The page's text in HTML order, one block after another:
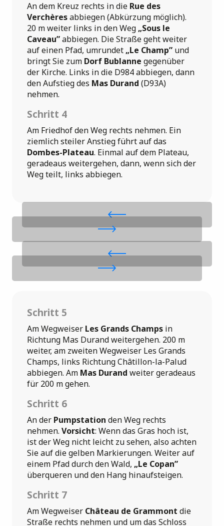
An dem Kreuz rechts in die Rue des
Verchèresabbiegen (Abkürzung möglich).
20 m weiter links in den Weg „Sous le
Caveau”abbiegen. Die Straße geht weiter
auf einen Pfad, umrundet „Le Champ” und
bringt Sie zum Dorf Bublanne gegenüber
der Kirche. Links in die D984 abbiegen, dann
den Aufstieg des Mas Durand (D93A)
nehmen.
Schritt 4
Am Friedhof den Weg rechts nehmen. Ein
ziemlich steiler Anstieg führt auf das
Dombes-Plateau. Einmal auf dem Plateau,
geradeaus weitergehen, dann, wenn sich der
Weg teilt, links abbiegen.
Schritt 5
Am Wegweiser Les Grands Champs in
Richtung Mas Durand weitergehen. 200 m
weiter, am zweiten Wegweiser Les Grands
Champs, links Richtung Châtillon-la-Palud
abbiegen. Am Mas Durand weiter geradeaus
für 200 m gehen.
Schritt 6
An der Pumpstation den Weg rechts
nehmen. Vorsicht: Wenn das Gras hoch ist,
ist der Weg nicht leicht zu sehen, also achten
Sie auf die gelben Markierungen. Weiter auf
einem Pfad durch den Wald, „Le Copan”
überqueren und den Hang hinaufsteigen.
Schritt 7
Am Wegweiser Château de Grammont die
Straße rechts nehmen und um das Schloss